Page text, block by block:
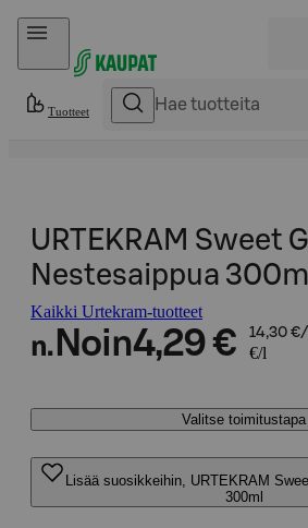
Hyppää sisältöön
Tuotteet
URTEKRAM Sweet
Nestesaippua 300ml
Kaikki Urtekram-tuotteet
n. Noin4,29 € 14,30 €/l
€/l
Valitse toimitustapa
Lisää suosikkeihin, URTEKRAM
300ml